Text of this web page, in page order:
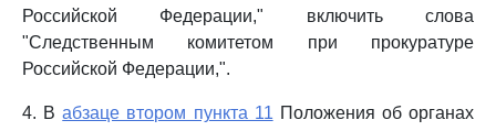
Российской Федерации," включить слова
"Следственным комитетом при прокуратуре
Российской Федерации,".
4. Вабзаце втором пункта 11 Положения об органах